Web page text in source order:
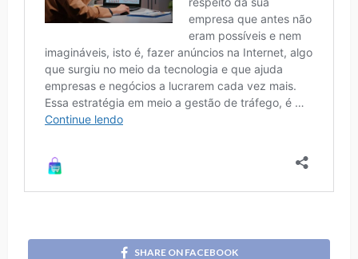
SHARE ON FACEBOOK